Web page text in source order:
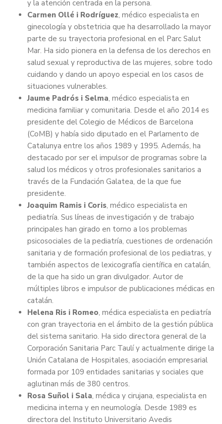
y la atención centrada en la persona.
Carmen Ollé i Rodríguez, médico especialista en
ginecología y obstetricia que ha desarrollado la mayor
parte de su trayectoria profesional en el Parc Salut
Mar. Ha sido pionera en la defensa de los derechos en
salud sexual y reproductiva de las mujeres, sobre todo
cuidando y dando un apoyo especial en los casos de
situaciones vulnerables.
Jaume Padrós i Selma, médico especialista en
medicina familiar y comunitaria. Desde el año 2014 es
presidente del Colegio de Médicos de Barcelona
(CoMB) y había sido diputado en el Parlamento de
Catalunya entre los años 1989 y 1995. Además, ha
destacado por ser el impulsor de programas sobre la
salud los médicos y otros profesionales sanitarios a
través de la Fundación Galatea, de la que fue
presidente.
Joaquim Ramis i Coris, médico especialista en
pediatría. Sus líneas de investigación y de trabajo
principales han girado en torno a los problemas
psicosociales de la pediatría, cuestiones de ordenación
sanitaria y de formación profesional de los pediatras, y
también aspectos de lexicografía científica en catalán,
de la que ha sido un gran divulgador. Autor de
múltiples libros e impulsor de publicaciones médicas en
catalán.
Helena Ris i Romeo, médica especialista en pediatría
con gran trayectoria en el ámbito de la gestión pública
del sistema sanitario. Ha sido directora general de la
Corporación Sanitaria Parc Taulí y actualmente dirige la
Unión Catalana de Hospitales, asociación empresarial
formada por 109 entidades sanitarias y sociales que
aglutinan más de 380 centros.
Rosa Suñol i Sala, médica y cirujana, especialista en
medicina interna y en neumología. Desde 1989 es
directora del Instituto Universitario Avedis